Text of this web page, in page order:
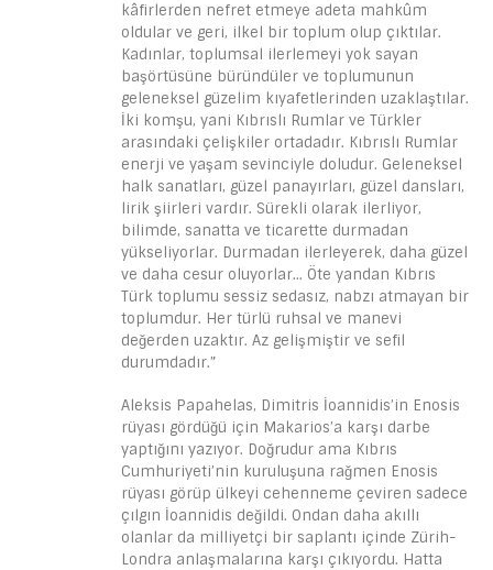
kâfirlerden nefret etmeye adeta mahkûm
oldular ve geri, ilkel bir toplum olup çıktılar.
Kadınlar, toplumsal ilerlemeyi yok sayan
başörtüsüne büründüler ve toplumunun
geleneksel güzelim kıyafetlerinden uzaklaştılar.
İki komşu, yani Kıbrıslı Rumlar ve Türkler
arasındaki çelişkiler ortadadır. Kıbrıslı Rumlar
enerji ve yaşam sevinciyle doludur. Geleneksel
halk sanatları, güzel panayırları, güzel dansları,
lirik şiirleri vardır. Sürekli olarak ilerliyor,
bilimde, sanatta ve ticarette durmadan
yükseliyorlar. Durmadan ilerleyerek, daha güzel
ve daha cesur oluyorlar… Öte yandan Kıbrıs
Türk toplumu sessiz sedasız, nabzı atmayan bir
toplumdur. Her türlü ruhsal ve manevi
değerden uzaktır. Az gelişmiştir ve sefil
durumdadır.”
Aleksis Papahelas, Dimitris İoannidis’in Enosis
rüyası gördüğü için Makarios’a karşı darbe
yaptığını yazıyor. Doğrudur ama Kıbrıs
Cumhuriyeti’nin kuruluşuna rağmen Enosis
rüyası görüp ülkeyi cehenneme çeviren sadece
çılgın İoannidis değildi. Ondan daha akıllı
olanlar da milliyetçi bir saplantı içinde Zürih-
Londra anlaşmalarına karşı çıkıyordu. Hatta